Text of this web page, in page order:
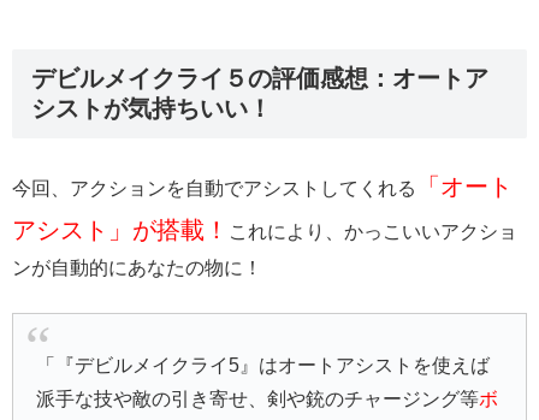
デビルメイクライ５の評価感想：オートア
シストが気持ちいい！
今回、アクションを自動でアシストしてくれる
「オート
アシスト」が搭載！
これにより、かっこいいアクショ
ンが自動的にあなたの物に！
「『デビルメイクライ5』はオートアシストを使えば
派手な技や敵の引き寄せ、剣や銃のチャージング等ボ